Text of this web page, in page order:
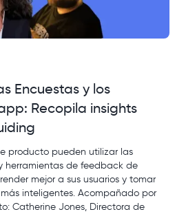
Encuestas y los
Recopila insights
producto pueden utilizar las
herramientas de feedback de
mejor a sus usuarios y tomar
inteligentes. Acompañado por
Catherine Jones, Directora de